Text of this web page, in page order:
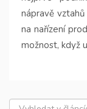
nápravě
na nařízení
možnost, když